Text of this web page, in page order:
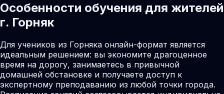
Особенности обучения для жителей
г. Горняк
Для учеников из Горняка онлайн-формат является
идеальным решением: вы экономите драгоценное
время на дорогу, занимаетесь в привычной
домашней обстановке и получаете доступ к
экспертному преподаванию из любой точки города.